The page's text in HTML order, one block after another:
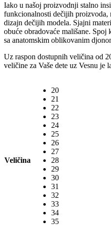
Iako u našoj proizvodnji stalno
funkcionalnosti dečijih proizvoda,
dizajn dečijih modela. Sjajni
obuće obradovaće mališane.
sa anatomskim oblikovanim
Uz raspon dostupnih veličina od
veličine za Vaše dete uz Vesnu je
Veličina
20
21
22
23
24
25
26
27
28
29
30
31
32
33
34
35